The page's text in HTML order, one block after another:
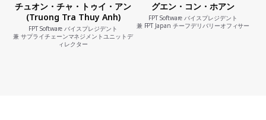
チュオン・チャ・トゥイ・アン
(Truong Tra Thuy Anh)
FPT Software バイスプレジデント
兼 サプライチェーンマネジメントユニットデ
ィレクター
グエン・コン・ホアン
FPT Software バイスプレジデント
兼 FPT Japan チーフデリバリーオフィサー